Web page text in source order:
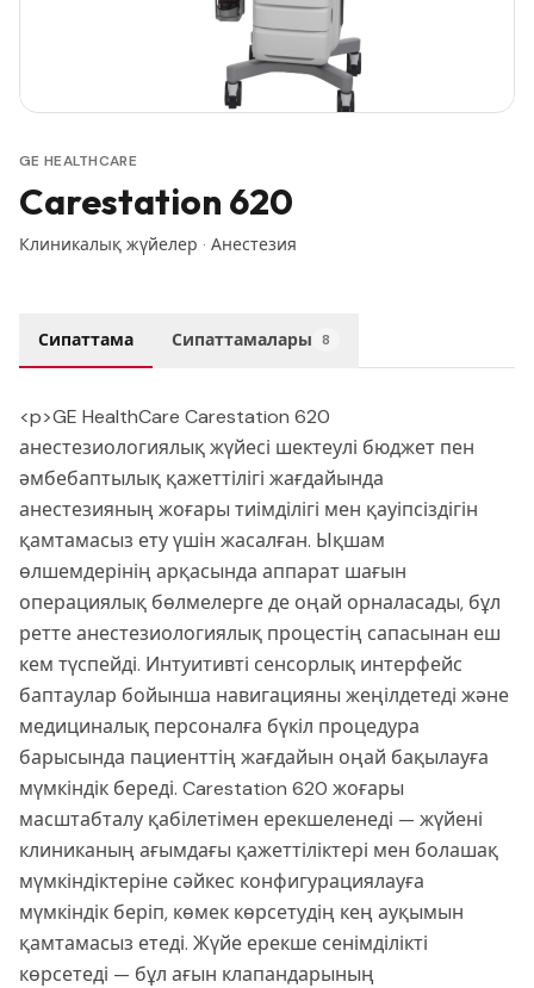
GE HEALTHCARE
Carestation 620
Клиникалық жүйелер · Анестезия
Сипаттама Сипаттамалары 8
<p>GE HealthCare Carestation 620
анестезиологиялық жүйесі шектеулі бюджет пен
әмбебаптылық қажеттілігі жағдайында
анестезияның жоғары тиімділігі мен қауіпсіздігін
қамтамасыз ету үшін жасалған. Ықшам
өлшемдерінің арқасында аппарат шағын
операциялық бөлмелерге де оңай орналасады, бұл
ретте анестезиологиялық процестің сапасынан еш
кем түспейді. Интуитивті сенсорлық интерфейс
баптаулар бойынша навигацияны жеңілдетеді және
медициналық персоналға бүкіл процедура
барысында пациенттің жағдайын оңай бақылауға
мүмкіндік береді. Carestation 620 жоғары
масштабталу қабілетімен ерекшеленеді — жүйені
клиниканың ағымдағы қажеттіліктері мен болашақ
мүмкіндіктеріне сәйкес конфигурациялауға
мүмкіндік беріп, көмек көрсетудің кең ауқымын
қамтамасыз етеді. Жүйе ерекше сенімділікті
көрсетеді — бұл ағын клапандарының